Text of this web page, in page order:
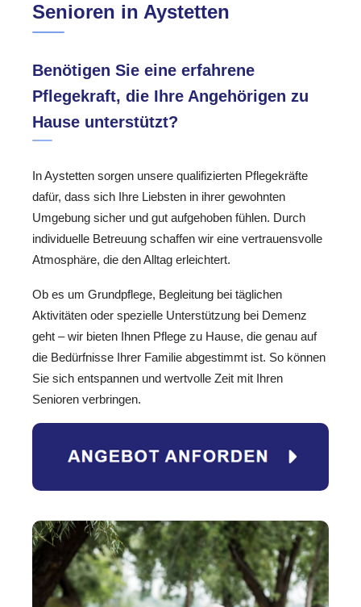
Senioren in Aystetten
Benötigen Sie eine erfahrene
Pflegekraft, die Ihre Angehörigen zu
Hause unterstützt?
In Aystetten sorgen unsere qualifizierten Pflegekräfte
dafür, dass sich Ihre Liebsten in ihrer gewohnten
Umgebung sicher und gut aufgehoben fühlen. Durch
individuelle Betreuung schaffen wir eine vertrauensvolle
Atmosphäre, die den Alltag erleichtert.
Ob es um Grundpflege, Begleitung bei täglichen
Aktivitäten oder spezielle Unterstützung bei Demenz
geht – wir bieten Ihnen Pflege zu Hause, die genau auf
die Bedürfnisse Ihrer Familie abgestimmt ist. So können
Sie sich entspannen und wertvolle Zeit mit Ihren
Senioren verbringen.